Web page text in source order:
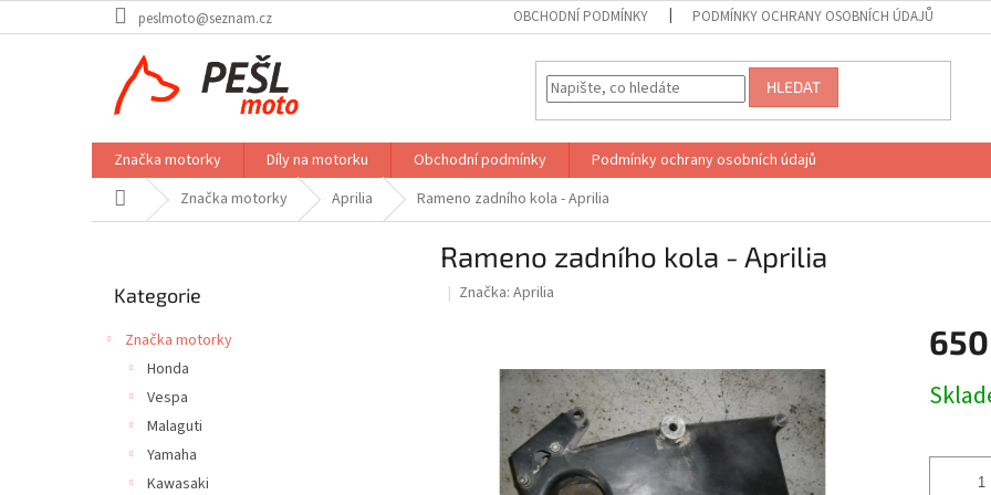
na
peslmoto@seznam.cz OBCHODNÍ PODMÍNKY PODMÍNKY OCHRANY OSOBNÍCH ÚDAJŮ
HLEDAT
Značka motorky Díly na motorku Obchodní podmínky
Podmínky ochrany osobních údajů
Domů Značka motorky Aprilia Rameno zadního kola - Aprilia
kategorie
Kategorie
Značka motorky
Honda
Vespa
Malaguti
Yamaha
Kawasaki
Rameno zadního kola - Aprilia
Značka: Aprilia
cena: